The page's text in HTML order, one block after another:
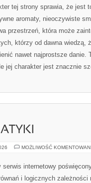
tej strony sprawia, że jest
aromaty, nieoczywiste
przestrzeń, która może
którzy od dawna wiedzą,
nawet najprostsze danie.
jej charakter jest znacznie
MOŻLIWOŚĆ
internetowy
i logicznych